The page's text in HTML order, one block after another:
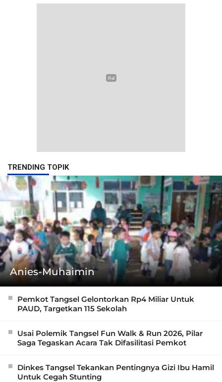
TRENDING TOPIK
Anies-Muhaimin
Pemkot Tangsel Gelontorkan Rp4 Miliar Untuk
PAUD, Targetkan 115 Sekolah
Usai Polemik Tangsel Fun Walk & Run 2026, Pilar
Saga Tegaskan Acara Tak Difasilitasi Pemkot
Dinkes Tangsel Tekankan Pentingnya Gizi Ibu Hamil
Untuk Cegah Stunting